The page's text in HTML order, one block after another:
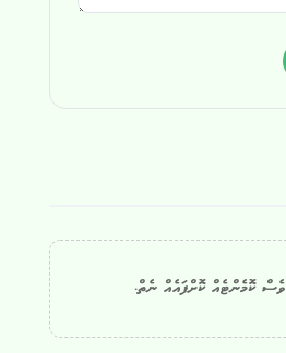
ކޮމެންޓެއް ކޮށްފައެއް ނެތް.